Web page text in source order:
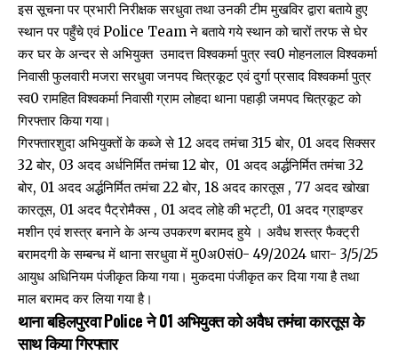
इस सूचना पर प्रभारी निरीक्षक सरधुवा तथा उनकी टीम मुखविर द्वारा बताये हुए
स्थान पर पहुँचे एवं Police Team ने बताये गये स्थान को चारों तरफ से घेर
कर घर के अन्दर से अभियुक्त उमादत्त विश्वकर्मा पुत्र स्व0 मोहनलाल विश्वकर्मा
निवासी फुलवारी मजरा सरधुवा जनपद चित्रकूट एवं दुर्गा प्रसाद विश्वकर्मा पुत्र
स्व0 रामहित विश्वकर्मा निवासी ग्राम लोहदा थाना पहाड़ी जमपद चित्रकूट को
गिरफ्तार किया गया।
गिरफ्तारशुदा अभियुक्तों के कब्जे से 12 अदद तमंचा 315 बोर, 01 अदद सिक्सर
32 बोर, 03 अदद अर्धनिर्मित तमंचा 12 बोर, 01 अदद अर्द्धनिर्मित तमंचा 32
बोर, 01 अदद अर्द्धनिर्मित तमंचा 22 बोर, 18 अदद कारतूस , 77 अदद खोखा
कारतूस, 01 अदद पैट्रोमैक्स , 01 अदद लोहे की भट्टी, 01 अदद ग्राइण्डर
मशीन एवं शस्त्र बनाने के अन्य उपकरण बरामद हुये । अवैध शस्त्र फैक्ट्री
बरामदगी के सम्बन्ध में थाना सरधुवा में मु0अ0सं0- 49/2024 धारा- 3/5/25
आयुध अधिनियम पंजीकृत किया गया। मुकदमा पंजीकृत कर दिया गया है तथा
माल बरामद कर लिया गया है।
थाना बहिलपुरवा Police ने 01 अभियुक्त को अवैध तमंचा कारतूस के
साथ किया गिरफ्तार